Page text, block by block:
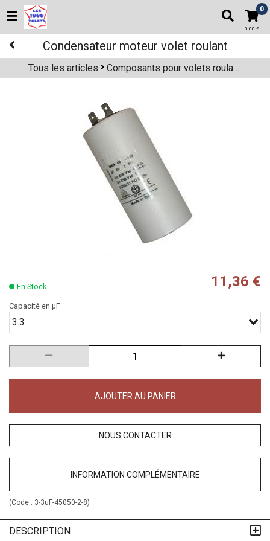
0
0,00 €
Condensateur moteur volet roulant
Tous les articles Composants pour volets roulants
En Stock 11,36 €
Capacité en µF
3.3
AJOUTER AU PANIER
NOUS CONTACTER
INFORMATION COMPLÉMENTAIRE
(Code : 3-3uF-45050-2-8)
DESCRIPTION